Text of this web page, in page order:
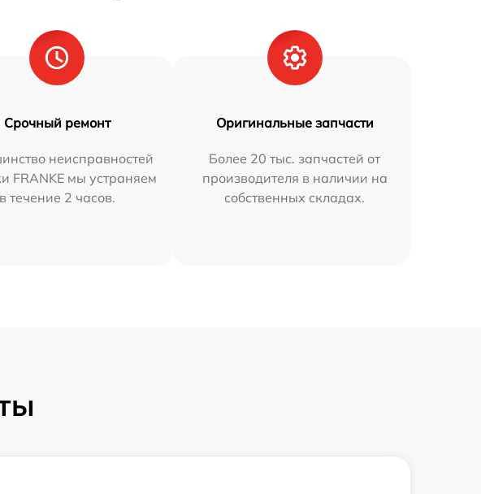
Срочный ремонт
неисправностей
FRANKE мы устраняем
в течение 2 часов.
Оригинальные запчасти
Более 20 тыс. запчастей от
производителя в наличии на
собственных складах.